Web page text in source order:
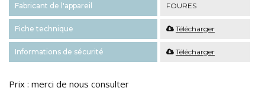
Fabricant de l'appareil FOURES
Fiche technique Télécharger
Informations de sécurité Télécharger
Prix : merci de nous consulter